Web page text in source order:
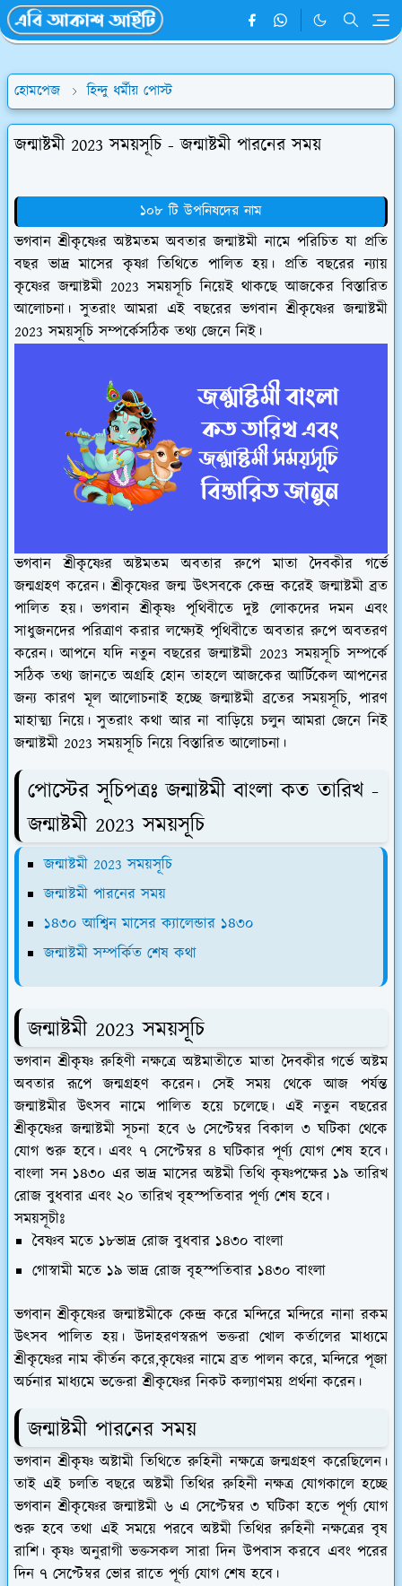
হোমপেজ হিন্দু ধর্মীয় পোস্ট
জন্মাষ্টমী 2023 সময়সূচি - জন্মাষ্টমী পারনের সময়
১০৮ টি উপনিষদের নাম
ভগবান শ্রীকৃষ্ণের অষ্টমতম অবতার জন্মাষ্টমী নামে পরিচিত যা প্রতি
বছর ভাদ্র মাসের কৃষ্ণা তিথিতে পালিত হয়। প্রতি বছরের ন্যায়
কৃষ্ণের জন্মাষ্টমী 2023 সময়সূচি নিয়েই থাকছে আজকের বিস্তারিত
আলোচনা। সুতরাং আমরা এই বছরের ভগবান শ্রীকৃষ্ণের জন্মাষ্টমী
2023 সময়সূচি সম্পর্কেসঠিক তথ্য জেনে নিই।
ভগবান শ্রীকৃষ্ণের অষ্টমতম অবতার রুপে মাতা দৈবকীর গর্ভে
জন্মগ্রহণ করেন। শ্রীকৃষ্ণের জন্ম উৎসবকে কেন্দ্র করেই জন্মাষ্টমী ব্রত
পালিত হয়। ভগবান শ্রীকৃষ্ণ পৃথিবীতে দুষ্ট লোকদের দমন এবং
সাধুজনদের পরিত্রাণ করার লক্ষ্যেই পৃথিবীতে অবতার রুপে অবতরণ
করেন। আপনে যদি নতুন বছরের জন্মাষ্টমী 2023 সময়সূচি সম্পর্কে
সঠিক তথ্য জানতে অগ্রহি হোন তাহলে আজকের আর্টিকেল আপনের
জন্য কারণ মূল আলোচনাই হচ্ছে জন্মাষ্টমী ব্রতের সময়সূচি, পারণ
মাহাত্ম্য নিয়ে। সুতরাং কথা আর না বাড়িয়ে চলুন আমরা জেনে নিই
জন্মাষ্টমী 2023 সময়সূচি নিয়ে বিস্তারিত আলোচনা।
পোস্টের সূচিপত্রঃ জন্মাষ্টমী বাংলা কত তারিখ -
জন্মাষ্টমী 2023 সময়সূচি
জন্মাষ্টমী 2023 সময়সূচি
জন্মাষ্টমী পারনের সময়
১৪৩০ আশ্বিন মাসের ক্যালেন্ডার ১৪৩০
জন্মাষ্টমী সম্পর্কিত শেষ কথা
জন্মাষ্টমী 2023 সময়সূচি
ভগবান শ্রীকৃষ্ণ রুহিণী নক্ষত্রে অষ্টমাতীতে মাতা দৈবকীর গর্ভে অষ্টম
অবতার রূপে জন্মগ্রহণ করেন। সেই সময় থেকে আজ পর্যন্ত
জন্মাষ্টমীর উৎসব নামে পালিত হয়ে চলেছে। এই নতুন বছরের
শ্রীকৃষ্ণের জন্মাষ্টমী সূচনা হবে ৬ সেপ্টেম্বর বিকাল ৩ ঘটিকা থেকে
যোগ শুরু হবে। এবং ৭ সেপ্টেম্বর ৪ ঘটিকার পূর্ণ্য যোগ শেষ হবে।
বাংলা সন ১৪৩০ এর ভাদ্র মাসের অষ্টমী তিথি কৃষ্ণপক্ষের ১৯ তারিখ
রোজ বুধবার এবং ২০ তারিখ বৃহস্পতিবার পূর্ণ্য শেষ হবে।
সময়সূচীঃ
বৈষ্ণব মতে ১৮ভাদ্র রোজ বুধবার ১৪৩০ বাংলা
গোস্বামী মতে ১৯ ভাদ্র রোজ বৃহস্পতিবার ১৪৩০ বাংলা
ভগবান শ্রীকৃষ্ণের জন্মাষ্টমীকে কেন্দ্র করে মন্দিরে মন্দিরে নানা রকম
উৎসব পালিত হয়। উদাহরণস্বরূপ ভক্তরা খোল কর্তালের মাধ্যমে
শ্রীকৃষ্ণের নাম কীর্তন করে,কৃষ্ণের নামে ব্রত পালন করে, মন্দিরে পূজা
অর্চনার মাধ্যমে ভক্তেরা শ্রীকৃষ্ণের নিকট কল্যাণময় প্রর্থনা করেন।
জন্মাষ্টমী পারনের সময়
ভগবান শ্রীকৃষ্ণ অষ্টামী তিথিতে রুহিনী নক্ষত্রে জন্মগ্রহণ করেছিলেন।
তাই এই চলতি বছরে অষ্টমী তিথির রুহিনী নক্ষত্র যোগকালে হচ্ছে
ভগবান শ্রীকৃষ্ণের জন্মাষ্টমী ৬ এ সেপ্টেম্বর ৩ ঘটিকা হতে পূর্ণ্য যোগ
শুরু হবে তথা এই সময়ে পরবে অষ্টমী তিথির রুহিনী নক্ষত্রের বৃষ
রাশি। কৃষ্ণ অনুরাগী ভক্তসকল সারা দিন উপবাস করবে এবং পরের
দিন ৭ সেপ্টেম্বর ভোর রাতে পূর্ণ্য যোগ শেষ হবে।